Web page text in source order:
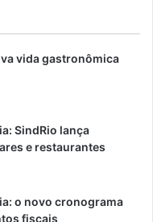
vida gastronômica
SindRio lança
e restaurantes
o novo cronograma
fiscais